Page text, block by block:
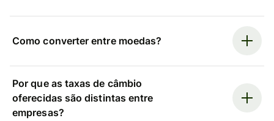
Como converter entre moedas?
Por que as taxas de câmbio
oferecidas são distintas entre
empresas?